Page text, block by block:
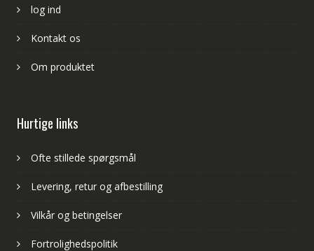
log ind
Kontakt os
Om produktet
Hurtige links
Ofte stillede spørgsmål
Levering, retur og afbestilling
Vilkår og betingelser
Fortrolighedspolitik